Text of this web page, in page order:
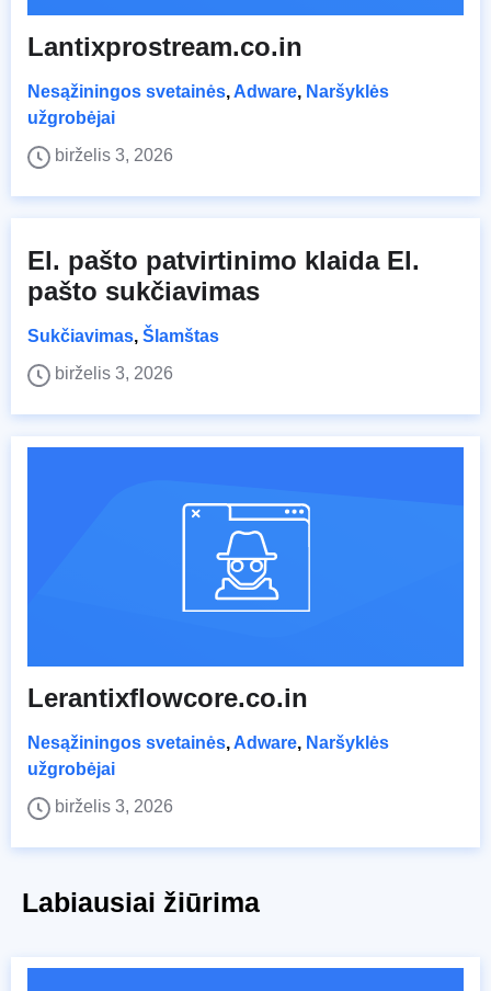
Lantixprostream.co.in
Nesąžiningos svetainės, Adware, Naršyklės
užgrobėjai
birželis 3, 2026
El. pašto patvirtinimo klaida El.
pašto sukčiavimas
Sukčiavimas, Šlamštas
birželis 3, 2026
Lerantixflowcore.co.in
Nesąžiningos svetainės, Adware, Naršyklės
užgrobėjai
birželis 3, 2026
Labiausiai žiūrima